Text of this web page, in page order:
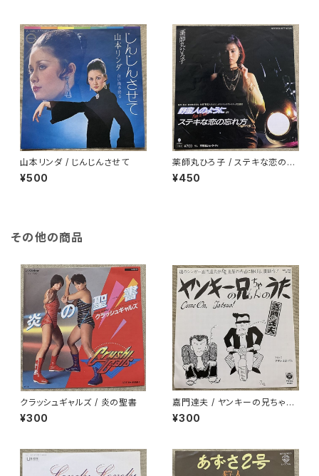
山本リンダ / じんじんさせて
¥500
薬師丸ひろ子 / ステキな恋の忘
れ方
¥450
その他の商品
クラッシュギャルズ / 炎の聖書
¥300
嘉門達夫 / ヤンキーの兄ちゃん
のうた
¥300